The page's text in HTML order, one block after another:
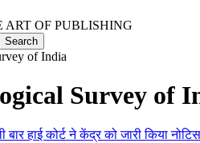
ART OF PUBLISHING
of India
Survey of